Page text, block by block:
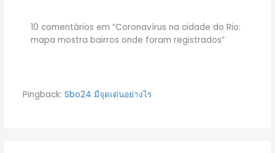
10 comentários em “Coronavírus na cidade do Rio:
mapa mostra bairros onde foram registrados”
Pingback: Sbo24 มีจุดเด่นอย่างไร